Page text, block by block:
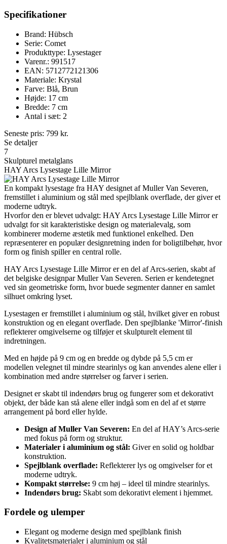
Specifikationer
Brand: Hübsch
Serie: Comet
Produkttype: Lysestager
Varenr.: 991517
EAN: 5712772121306
Materiale: Krystal
Farve: Blå, Brun
Højde: 17 cm
Bredde: 7 cm
Antal i sæt: 2
Seneste pris: 799 kr.
Se detaljer
7
Skulpturel metalglans
HAY Arcs Lysestage Lille Mirror
En kompakt lysestage fra HAY designet af Muller Van Severen,
fremstillet i aluminium og stål med spejlblank overflade, der giver et
moderne udtryk.
Hvorfor den er blevet udvalgt: HAY Arcs Lysestage Lille Mirror er
udvalgt for sit karakteristiske design og materialevalg, som
kombinerer moderne æstetik med funktionel enkelhed. Den
repræsenterer en populær designretning inden for boligtilbehør, hvor
form og finish spiller en central rolle.
HAY Arcs Lysestage Lille Mirror er en del af Arcs-serien, skabt af
det belgiske designpar Muller Van Severen. Serien er kendetegnet
ved sin geometriske form, hvor buede segmenter danner en samlet
silhuet omkring lyset.
Lysestagen er fremstillet i aluminium og stål, hvilket giver en robust
konstruktion og en elegant overflade. Den spejlblanke 'Mirror'-finish
reflekterer omgivelserne og tilføjer et skulpturelt element til
indretningen.
Med en højde på 9 cm og en bredde og dybde på 5,5 cm er
modellen velegnet til mindre stearinlys og kan anvendes alene eller i
kombination med andre størrelser og farver i serien.
Designet er skabt til indendørs brug og fungerer som et dekorativt
objekt, der både kan stå alene eller indgå som en del af et større
arrangement på bord eller hylde.
Design af Muller Van Severen: En del af HAY’s Arcs-serie
med fokus på form og struktur.
Materialer i aluminium og stål: Giver en solid og holdbar
konstruktion.
Spejlblank overflade: Reflekterer lys og omgivelser for et
moderne udtryk.
Kompakt størrelse: 9 cm høj – ideel til mindre stearinlys.
Indendørs brug: Skabt som dekorativt element i hjemmet.
Fordele og ulemper
Elegant og moderne design med spejlblank finish
Kvalitetsmaterialer i aluminium og stål